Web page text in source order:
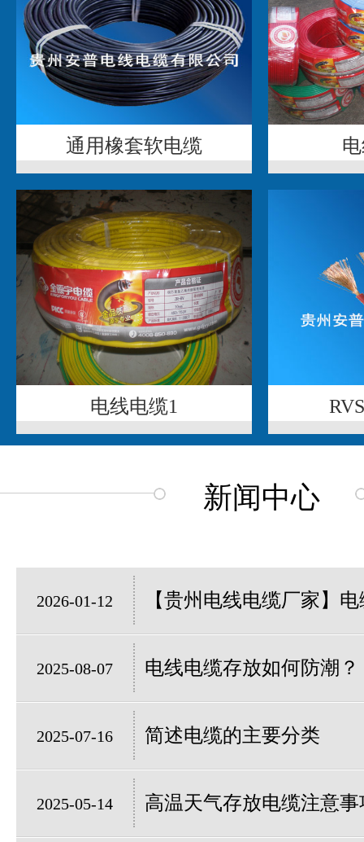
通用橡套软电缆
电线电缆1
新闻中心
2026-01-12 【贵州电线电缆厂家】
2025-08-07 电线电缆存放如何防潮？
2025-07-16 简述电缆的主要分类
2025-05-14 高温天气存放电缆注意事